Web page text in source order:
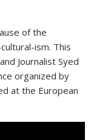
of the
ism. This
Journalist Syed
organized by
at the European